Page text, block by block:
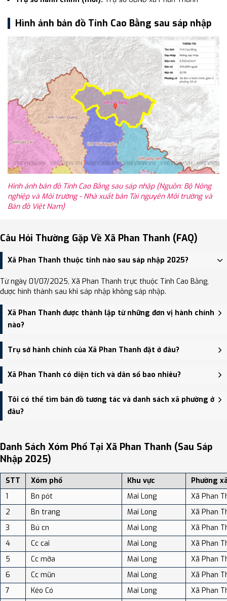
Hình ảnh bản đồ Tỉnh Cao Bằng sau sáp nhập
Hình ảnh bản đồ Tỉnh Cao Bằng sau sáp nhập (Nguồn: Bộ Nông
nghiệp và Môi trường - Nhà xuất bản Tài nguyên Môi trường và
Bản đồ Việt Nam)
Câu Hỏi Thường Gặp Về Xã Phan Thanh (FAQ)
Xã Phan Thanh thuộc tỉnh nào sau sáp nhập 2025?
Từ ngày 01/07/2025, Xã Phan Thanh trực thuộc Tỉnh Cao Bằng,
được hình thành sau khi sáp nhập không sáp nhập.
Xã Phan Thanh được thành lập từ những đơn vị hành chính
nào?
Xã Phan Thanh được thành lập trên cơ sở sáp nhập Xã Phan
Thanh (huyện Nguyên Bình), Xã Mai Long.
Trụ sở hành chính của Xã Phan Thanh đặt ở đâu?
Trụ sở hành chính mới của Xã Phan Thanh đặt tại Trụ sở UBND xã
Phan Thanh - trung tâm khu vực thuận tiện giao thông.
Xã Phan Thanh có diện tích và dân số bao nhiêu?
Xã Phan Thanh có Diện tích: 138.09 km², Dân số: 6,647 người, Mật
độ dân số: Khoảng 48.14 người/km²
Tôi có thể tìm bản đồ tương tác và danh sách xã phường ở
đâu?
địa điểm tại: VReview.vn - Nền tảng review địa điểm, dịch vụ và du
lịch uy tín tại Việt Nam.
Danh Sách Xóm Phố Tại Xã Phan Thanh (sau Sáp
Nhập 2025)
STT Xóm phố Khu vực
Phường
1
Bn pỏt Mai Long
Xã Phan
2
Bn trang Mai Long
Xã Phan
3
Bú cn Mai Long
Xã Phan
4
Cc cai Mai Long
Xã Phan
5
Cc mỡa Mai Long
Xã Phan
6
Cc mũn Mai Long
Xã Phan
7
Kéo Có Mai Long
Xã Phan